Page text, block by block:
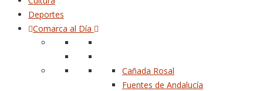
Deportes
Comarca al Día
Cañada Rosal
Fuentes de Andalucía